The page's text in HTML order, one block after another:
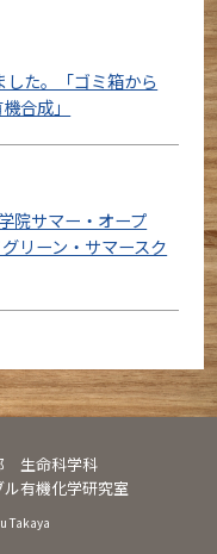
た。「ゴミ箱から
合成」
院サマー・オープ
リーン・サマースク
井県立大)の特別講演
れました。
生命科学科
有機化学研究室
Takaya